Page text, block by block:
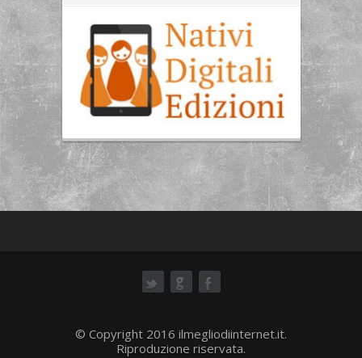
© Copyright 2016 ilmegliodiinternet.it.
Riproduzione riservata.